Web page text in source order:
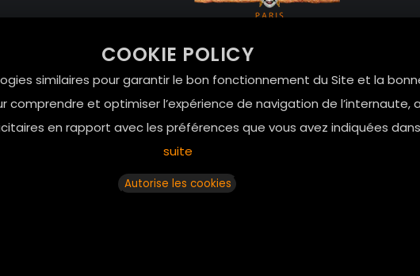
COOKIE POLICY
similaires pour garantir le bon fonctionnement du Site et la
et optimiser l’expérience de navigation de l’internaute,
en rapport avec les préférences que vous avez indiquées
suite
Autorise les cookies
Le Marais, 75004 Paris
01.42.72.42.51